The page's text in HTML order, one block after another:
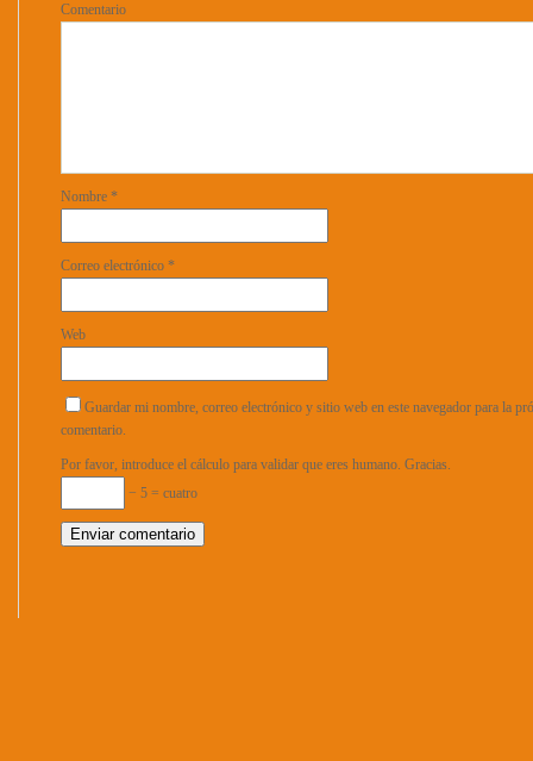
Comentario
Nombre *
Correo electrónico *
Web
Guardar mi nombre, correo electrónico y sitio web en este navegador para la
comentario.
Por favor, introduce el cálculo para validar que eres humano. Gracias.
− 5 = cuatro